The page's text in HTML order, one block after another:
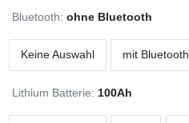
Bluetooth: ohne Bluetooth
Keine Auswahl mit Bluetooth
Lithium Batterie: 100Ah